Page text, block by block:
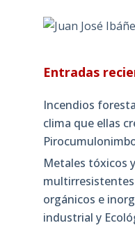
Entradas
Incendios
clima que ellas
Metales tóxicos
orgánicos e
industrial y